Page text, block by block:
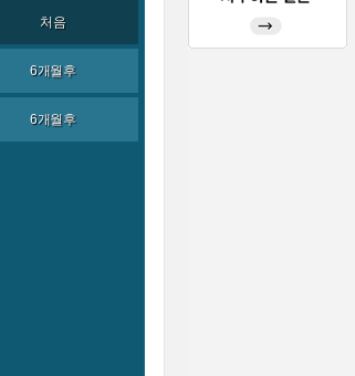
처음
6개월후
6개월후